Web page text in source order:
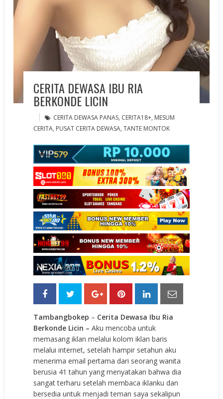
CERITA DEWASA IBU RIA
BERKONDE LICIN
CERITA DEWASA PANAS, CERITA18+, MESUM
CERITA, PUSAT CERITA DEWASA,TANTE MONTOK
Tambangbokep – Cerita Dewasa Ibu Ria
Berkonde Licin – Aku mencoba untuk
memasang iklan melalui kolom iklan baris
melalui internet, setelah hampir setahun aku
menerima email pertama dari seorang wanita
berusia 41 tahun yang menyatakan bahwa dia
sangat terharu setelah membaca iklanku dan
bersedia untuk menjadi teman saya sekalipun